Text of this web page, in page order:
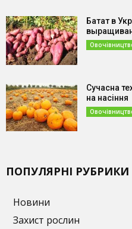
Батат в
Сучасна
на насіння
ПОПУЛЯРНІ РУБРИКИ
Новини
Захист рослин